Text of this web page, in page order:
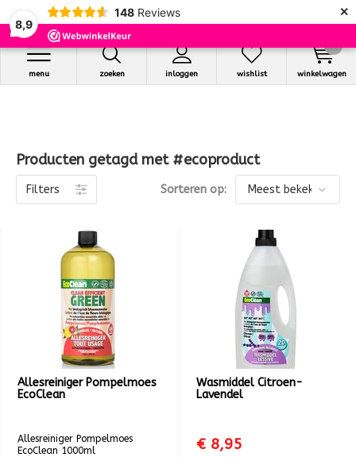
8,9
148 Reviews ×
zoeken inloggen
menu wishlist winkelwagen
Producten getagd met #ecoproduct
Filters Sorteren op:
Allesreiniger Pompelmoes
EcoClean
Allesreiniger Pompelmoes
EcoClean 1000ml
Wasmiddel Citroen-
Lavendel
€ 8,95